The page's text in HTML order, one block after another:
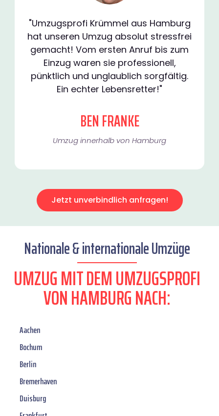
"Umzugsprofi Krümmel aus Hamburg
hat unseren Umzug absolut stressfrei
gemacht! Vom ersten Anruf bis zum
Einzug waren sie professionell,
pünktlich und unglaublich sorgfältig.
Ein echter Lebensretter!"
BEN FRANKE
Umzug innerhalb von Hamburg​
Jetzt unverbindlich anfragen!
Nationale & internationale Umzüge
UMZUG MIT DEM UMZUGSPROFI
VON HAMBURG NACH:
Aachen
Bochum
Berlin
Bremerhaven
Duisburg